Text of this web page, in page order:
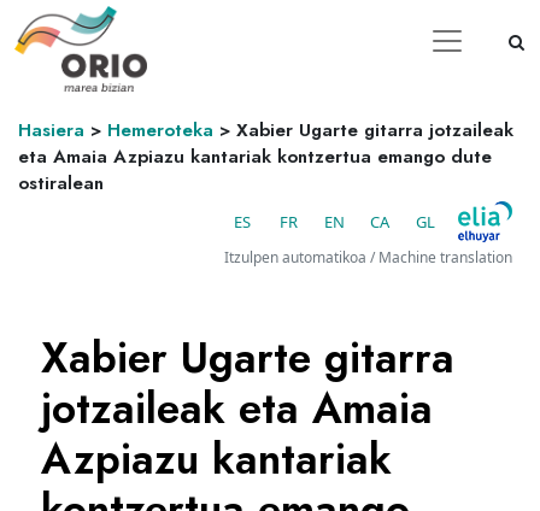
Hasiera > Hemeroteka > Xabier Ugarte gitarra jotzaileak
eta Amaia Azpiazu kantariak kontzertua emango dute
ostiralean
ES FR EN CA GL
Itzulpen automatikoa / Machine translation
Xabier Ugarte gitarra
jotzaileak eta Amaia
Azpiazu kantariak